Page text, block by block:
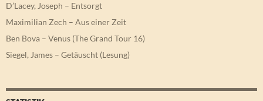
D’Lacey, Joseph – Entsorgt
Maximilian Zech – Aus einer Zeit
Ben Bova – Venus (The Grand Tour 16)
Siegel, James – Getäuscht (Lesung)